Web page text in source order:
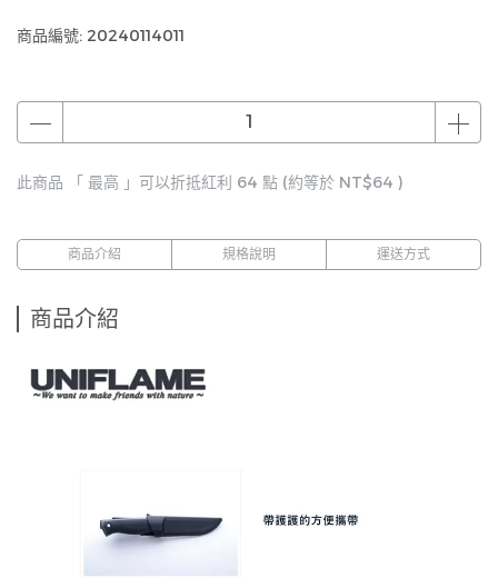
商品編號: 20240114011
此商品 「 最高 」可以折抵紅利 64 點 (約等於 NT$64 )
商品介紹 規格說明 運送方式
商品介紹